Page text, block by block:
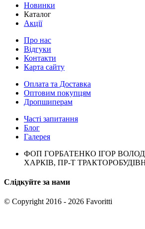
Новинки
Каталог
Акції
Про нас
Відгуки
Контакти
Карта сайту
Оплата та Доставка
Оптовим покупцям
Дропшиперам
Часті запитання
Блог
Галерея
ФОП ГОРБАТЕНКО ІГОР
ХАРКІВ, ПР-Т
Слідкуйте за нами
© Copyright 2016 - 2026 Favoritti